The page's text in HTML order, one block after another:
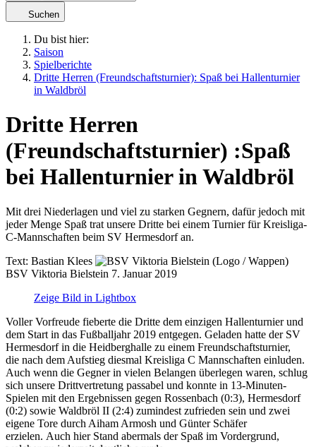
Suchen
Du bist hier:
Saison
Spielberichte
Dritte Herren (Freundschaftsturnier): Spaß bei Hallenturnier
in Waldbröl
Dritte Herren
(Freundschaftsturnier) :Spaß
bei Hallenturnier in Waldbröl
Mit drei Niederlagen und viel zu starken Gegnern, dafür jedoch mit
jeder Menge Spaß trat unsere Dritte bei einem Turnier für Kreisliga-
C-Mannschaften beim SV Hermesdorf an.
Text: Bastian Klees
BSV Viktoria Bielstein 7. Januar 2019
Zeige Bild in Lightbox
Voller Vorfreude fieberte die Dritte dem einzigen Hallenturnier und
dem Start in das Fußballjahr 2019 entgegen. Geladen hatte der SV
Hermesdorf in die Heidberghalle zu einem Freundschaftsturnier,
die nach dem Aufstieg diesmal Kreisliga C Mannschaften einluden.
Auch wenn die Gegner in vielen Belangen überlegen waren, schlug
sich unsere Drittvertretung passabel und konnte in 13-Minuten-
Spielen mit den Ergebnissen gegen Rossenbach (0:3), Hermesdorf
(0:2) sowie Waldbröl II (2:4) zumindest zufrieden sein und zwei
eigene Tore durch Aiham Armosh und Günter Schäfer
erzielen. Auch hier Stand abermals der Spaß im Vordergrund,